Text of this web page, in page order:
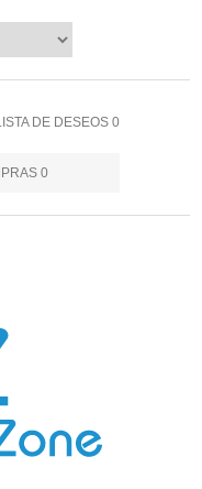
DE DESEOS 0
0